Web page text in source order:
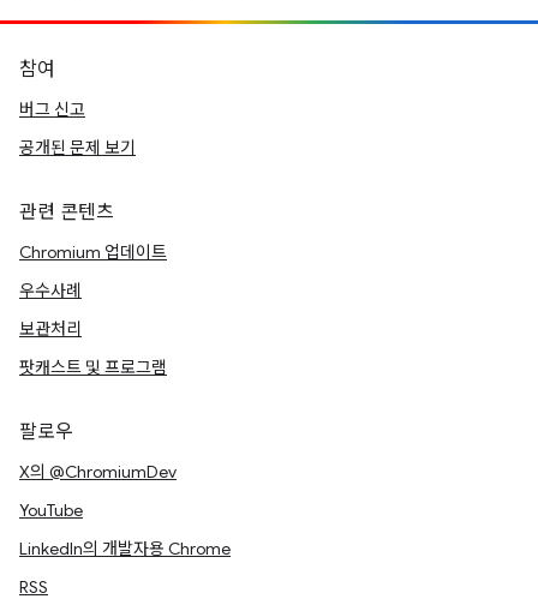
참여
버그 신고
공개된 문제 보기
관련 콘텐츠
Chromium 업데이트
우수사례
보관처리
팟캐스트 및 프로그램
팔로우
X의 @ChromiumDev
YouTube
LinkedIn의 개발자용 Chrome
RSS